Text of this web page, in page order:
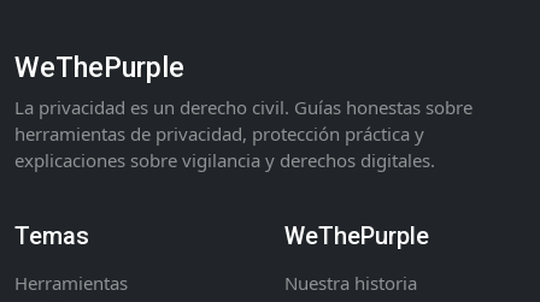
WeThePurple
La privacidad es un derecho civil. Guías honestas sobre
herramientas de privacidad, protección práctica y
explicaciones sobre vigilancia y derechos digitales.
Temas
Herramientas
WeThePurple
Nuestra historia